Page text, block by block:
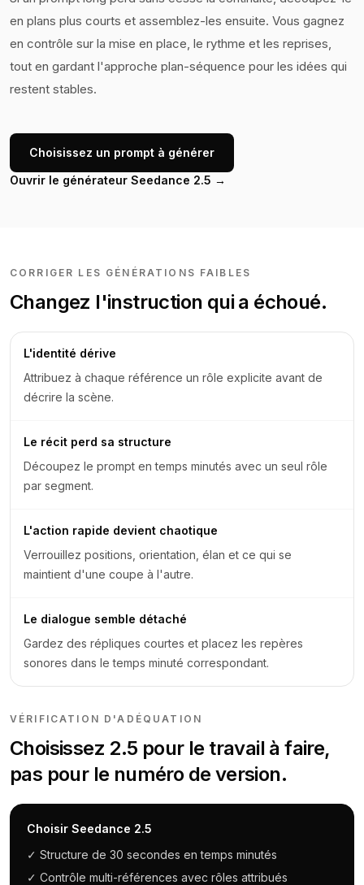
en plans plus courts et assemblez-les ensuite. Vous gagnez
en contrôle sur la mise en place, le rythme et les reprises,
tout en gardant l'approche plan-séquence pour les idées qui
restent stables.
Choisissez un prompt à générer
Ouvrir le générateur Seedance 2.5 →
CORRIGER LES GÉNÉRATIONS FAIBLES
Changez l'instruction qui a échoué.
L'identité dérive
Attribuez à chaque référence un rôle explicite avant de
décrire la scène.
Le récit perd sa structure
Découpez le prompt en temps minutés avec un seul rôle
par segment.
L'action rapide devient chaotique
Verrouillez positions, orientation, élan et ce qui se
maintient d'une coupe à l'autre.
Le dialogue semble détaché
Gardez des répliques courtes et placez les repères
sonores dans le temps minuté correspondant.
VÉRIFICATION D'ADÉQUATION
Choisissez 2.5 pour le travail à faire,
pas pour le numéro de version.
Choisir Seedance 2.5
✓ Structure de 30 secondes en temps minutés
✓ Contrôle multi-références avec rôles attribués